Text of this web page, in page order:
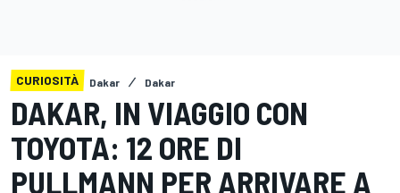
CURIOSITÀ Dakar Dakar
DAKAR, IN VIAGGIO CON
TOYOTA: 12 ORE DI
PULLMANN PER ARRIVARE A